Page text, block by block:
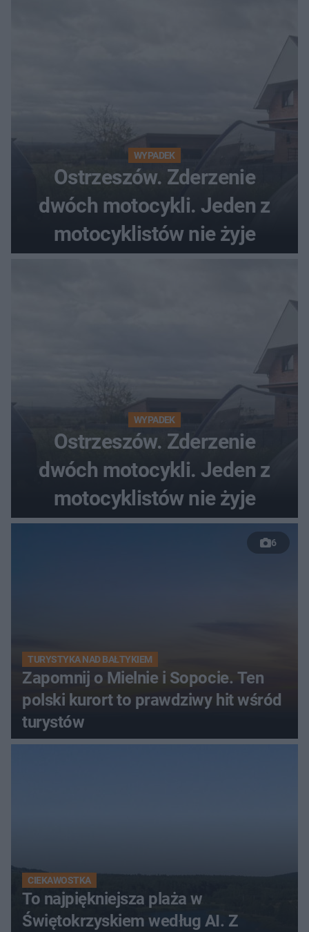
WYPADEK
Ostrzeszów. Zderzenie
dwóch motocykli. Jeden z
motocyklistów nie żyje
WYPADEK
Ostrzeszów. Zderzenie
dwóch motocykli. Jeden z
motocyklistów nie żyje
6
TURYSTYKA NAD BAŁTYKIEM
Zapomnij o Mielnie i Sopocie. Ten
polski kurort to prawdziwy hit wśród
turystów
CIEKAWOSTKA
To najpiękniejsza plaża w
Świętokrzyskiem według AI. Z